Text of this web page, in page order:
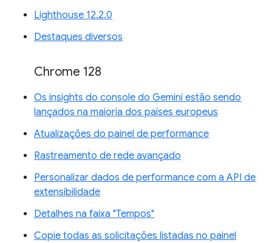
Lighthouse 12.2.0
Destaques diversos
Chrome 128
Os insights do console do Gemini estão sendo
lançados na maioria dos países europeus
Atualizações do painel de performance
Rastreamento de rede avançado
Personalizar dados de performance com a API de
extensibilidade
Detalhes na faixa "Tempos"
Copie todas as solicitações listadas no painel